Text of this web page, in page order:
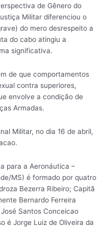
de Gênero do
Militar diferenciou o
do mero desrespeito a
do cabo atingiu a
significativa.
de que comportamentos
contra superiores,
envolve a condição de
Armadas.
Militar, no dia 16 de abril,
para a Aeronáutica –
MS) é formado por quatro
Bezerra Ribeiro; Capitã
Bernardo Ferreira
Santos Conceicao
é Jorge Luiz de Oliveira da